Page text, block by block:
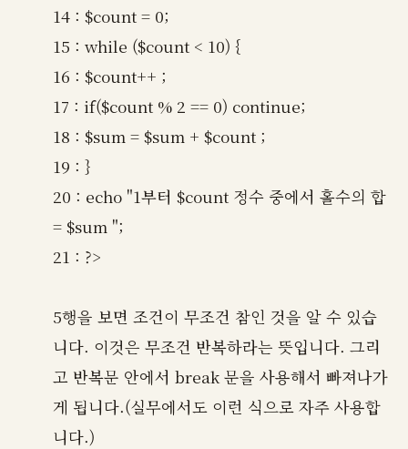
14 : $count = 0;
15 : while ($count < 10) {
16 : $count++ ;
17 : if($count % 2 == 0) continue;
18 : $sum = $sum + $count ;
19 : }
20 : echo "1부터 $count 정수 중에서 홀수의 합
= $sum ";
21 : ?>
5행을 보면 조건이 무조건 참인 것을 알 수 있습
니다. 이것은 무조건 반복하라는 뜻입니다. 그리
고 반복문 안에서 break 문을 사용해서 빠져나가
게 됩니다.(실무에서도 이런 식으로 자주 사용합
니다.)